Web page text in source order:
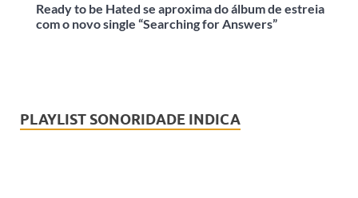
Ready to be Hated se aproxima do álbum de estreia
com o novo single “Searching for Answers”
PLAYLIST SONORIDADE INDICA